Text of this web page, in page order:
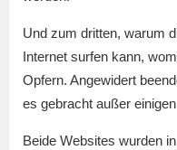
Und zum dritten, warum
Internet surfen kann,
Opfern. Angewidert
es gebracht außer
Beide Websites wurden